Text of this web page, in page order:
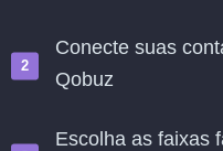
Conecte suas
Qobuz
Escolha as faixas